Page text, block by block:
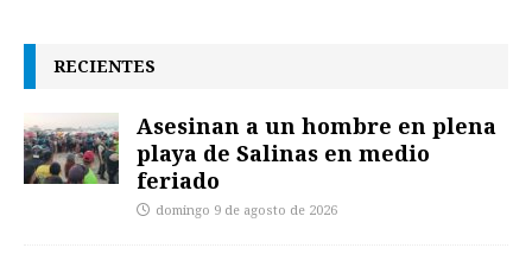
RECIENTES
Asesinan a un hombre en plena
playa de Salinas en medio
feriado
domingo 9 de agosto de 2026